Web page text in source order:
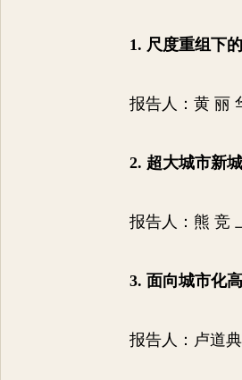
1. 尺度重组下
报告人：黄 丽
2. 超大城市新
报告人：熊 竞
3. 面向城市化
报告人：卢道